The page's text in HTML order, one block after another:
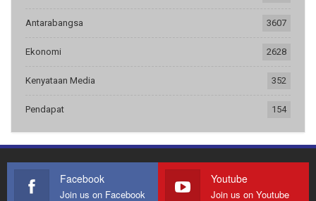
Antarabangsa 3607
Ekonomi 2628
Kenyataan Media 352
Pendapat 154
Facebook
Join us on Facebook
Youtube
Join us on Youtube